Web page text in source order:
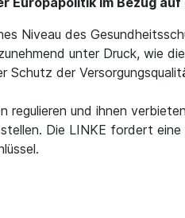
Niveau des
unter Druck, wie
der
regulieren und ihnen
Die LINKE fordert